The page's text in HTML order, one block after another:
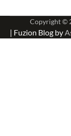
Copyright ©
| Fuzion Blog by